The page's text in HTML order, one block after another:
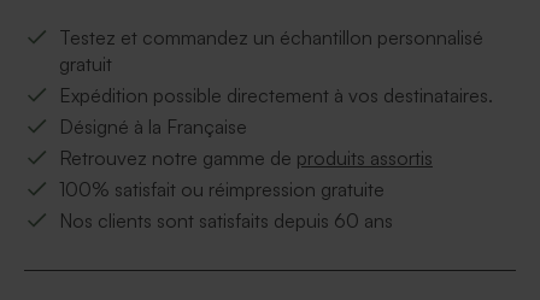
Testez et commandez un échantillon personnalisé
gratuit
Expédition possible directement à vos destinataires.
Désigné à la Française
Retrouvez notre gamme de produits assortis
100% satisfait ou réimpression gratuite
Nos clients sont satisfaits depuis 60 ans